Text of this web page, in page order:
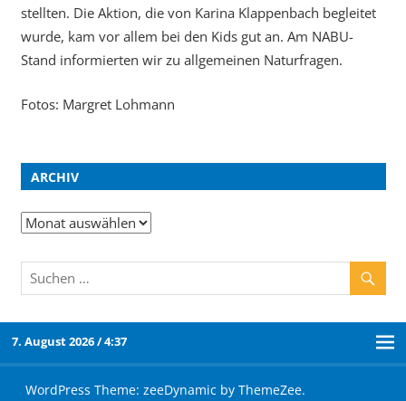
stellten. Die Aktion, die von Karina Klappenbach begleitet
wurde, kam vor allem bei den Kids gut an. Am NABU-
Stand informierten wir zu allgemeinen Naturfragen.
Fotos: Margret Lohmann
ARCHIV
7. August 2026 / 4:37
WordPress Theme: zeeDynamic by ThemeZee.